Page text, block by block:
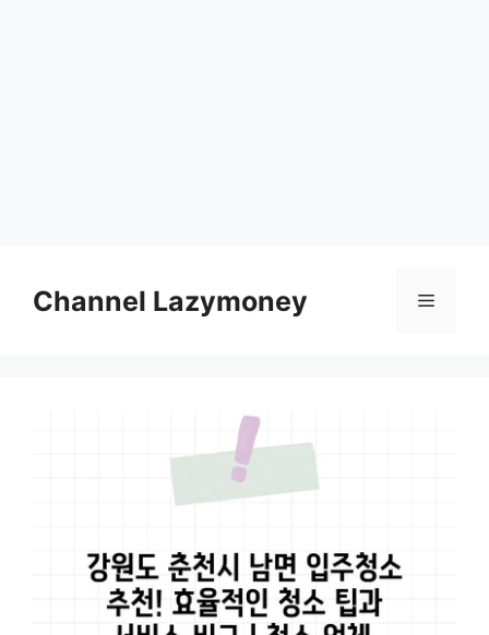
contentChannel Lazymoney Menu